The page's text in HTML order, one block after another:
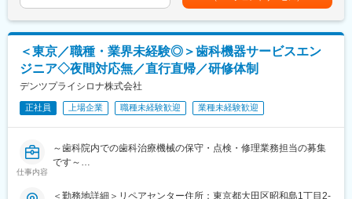
■当社について：
当社は『いのち』と『環境』を原点として、ものづくりを行うプ
ライム市場上場のメーカーです。世界屈指の「流体制御」技術を
もとに、社会インフラや命を支えています。多数のトップクラス
シェア製品をもちながらも、新規事業などの新たな試みも多数展
開しており、若手から活躍できる風土もございます。
変更の範囲：会社の定める業務
＜取扱製品＞
当社取り扱い歯科用機器（歯科用診療治療台・CAD/CAM/CT装
置・滅菌器他）
上記製品以外、院内LAN機器類・システムのネットワークにある
他社製品との接続
・お客様先にて製品の設置、および設置後の修理を含む技術サー
ビス
・製品の（定期）点検訪問
＜過去入社者のご経歴＞
医療機器エンジニア、自動車整備士、エレベーター／自動ドアの
宅配ボックスの設置・修理、コピー機メンテナンスなど。
す。※上記年収は、40,500円～（月20時間残業相当）を含みま
す。賃金はあくまでも目安の金額であり、選考を通じて上下する
可能性があります。月給(月額)は固定手当を含めた表記です。
＜東京／職種・業界未経験◎＞歯科機器サービスエン
ジニア◇夜間対応無／直行直帰／研修体制
デンツプライシロナ株式会社
正社員 上場企業 職種未経験歓迎 業種未経験歓迎
仕事内容
～歯科院内での歯科治療機械の保守・点検・修理業務担当の募集
です～
＜具体的な業務＞
＜勤務地詳細＞リペアセンター住所：東京都大田区昭和島1丁目2-